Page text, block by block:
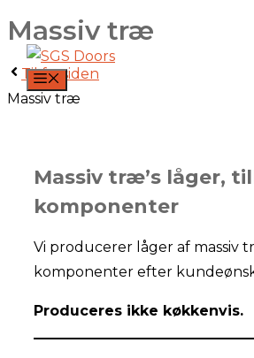
Hop
indhold
MENU
Massiv træ
Til forsiden
Massiv træ
Massiv træ’s låger,
komponenter
Vi producerer låger af massiv
komponenter efter
Produceres ikke køkkenvis.